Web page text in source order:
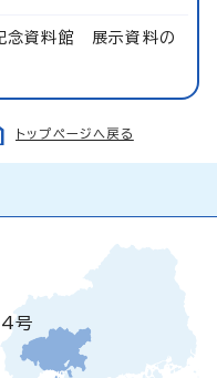
資料館 展示資料の
トップページへ戻る
号